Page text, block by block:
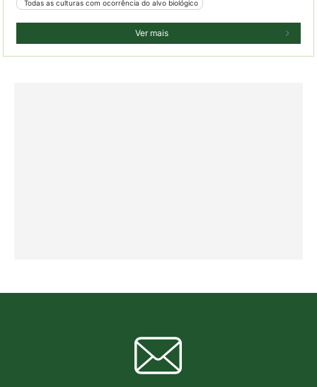
Todas as culturas com ocorrência do alvo biológico
Ver mais